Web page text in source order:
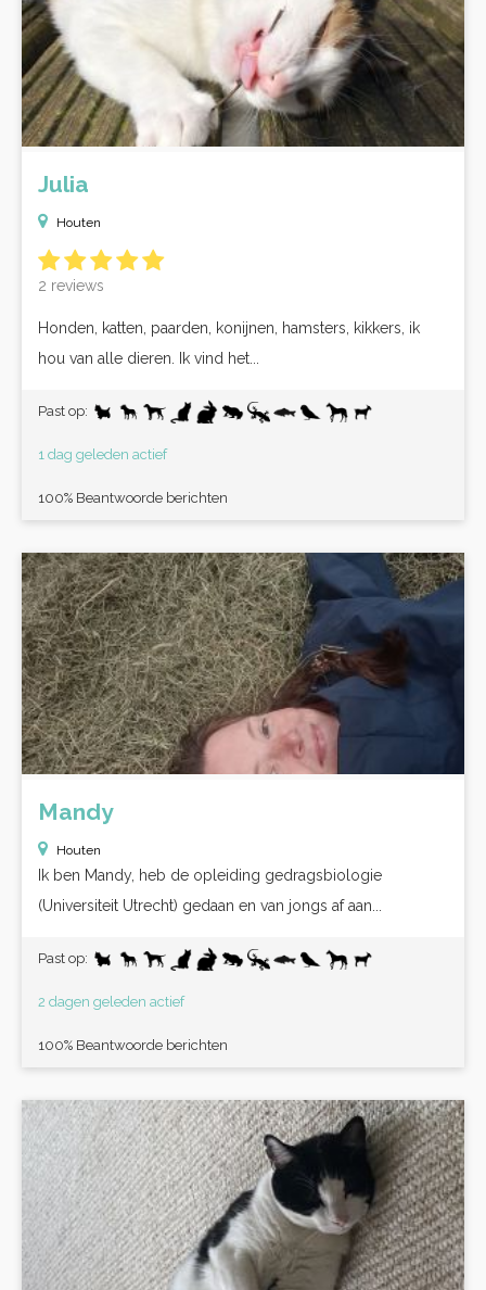
Julia
Houten
2 reviews
Honden, katten, paarden, konijnen, hamsters, kikkers, ik
hou van alle dieren. Ik vind het...
Past op:
1 dag geleden actief
100% Beantwoorde berichten
Mandy
Houten
Ik ben Mandy, heb de opleiding gedragsbiologie
(Universiteit Utrecht) gedaan en van jongs af aan...
Past op:
2 dagen geleden actief
100% Beantwoorde berichten